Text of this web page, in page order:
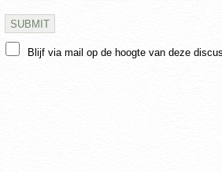
Blijf via mail op de hoogte van deze